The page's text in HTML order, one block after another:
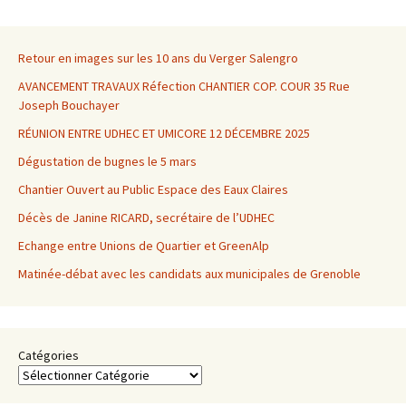
des
articles
Retour en images sur les 10 ans du Verger Salengro
AVANCEMENT TRAVAUX Réfection CHANTIER COP. COUR 35 Rue
Joseph Bouchayer
RÉUNION ENTRE UDHEC ET UMICORE 12 DÉCEMBRE 2025
Dégustation de bugnes le 5 mars
Chantier Ouvert au Public Espace des Eaux Claires
Décès de Janine RICARD, secrétaire de l’UDHEC
Echange entre Unions de Quartier et GreenAlp
Matinée-débat avec les candidats aux municipales de Grenoble
Catégories